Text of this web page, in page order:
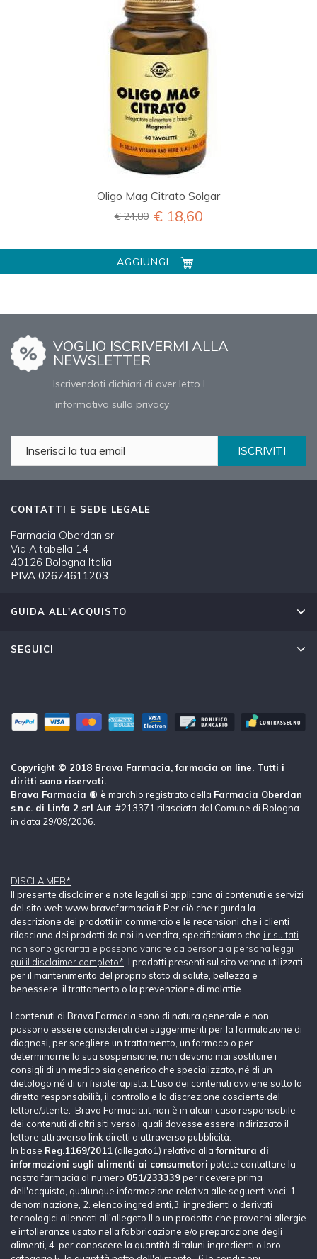
Oligo Mag Citrato Solgar
€ 24,80 € 18,60
AGGIUNGI
VOGLIO ISCRIVERMI ALLA
NEWSLETTER
Iscrivendoti dichiari di aver letto l
'informativa sulla privacy
ISCRIVITI
CONTATTI E SEDE LEGALE
Farmacia Oberdan srl
Via Altabella 14
40126 Bologna Italia
PIVA 02674611203
GUIDA ALL'ACQUISTO
SEGUICI
Copyright © 2018 Brava Farmacia, farmacia on line. Tutti i
diritti sono riservati.
Brava Farmacia ® è marchio registrato della Farmacia Oberdan
s.n.c. di Linfa 2 srl Aut. #213371 rilasciata dal Comune di Bologna
in data 29/09/2006.
DISCLAIMER*
Il presente disclaimer e note legali si applicano ai contenuti e servizi
del sito web www.bravafarmacia.it Per ciò che rigurda la
descrizione dei prodotti in commercio e le recensioni che i clienti
rilasciano dei prodotti da noi in vendita, specifichiamo che i risultati
non sono garantiti e possono variare da persona a persona leggi
qui il disclaimer completo* . I prodotti presenti sul sito vanno utilizzati
per il mantenimento del proprio stato di salute, bellezza e
benessere, il trattamento o la prevenzione di malattie.
I contenuti di Brava Farmacia sono di natura generale e non
possono essere considerati dei suggerimenti per la formulazione di
diagnosi, per scegliere un trattamento, un farmaco o per
determinarne la sua sospensione, non devono mai sostituire i
consigli di un medico sia generico che specializzato, né di un
dietologo né di un fisioterapista. L'uso dei contenuti avviene sotto la
diretta responsabilià, il controllo e la discrezione cosciente del
lettore/utente. Brava Farmacia.it non è in alcun caso responsabile
dei contenuti di altri siti verso i quali dovesse essere indirizzato il
lettore attraverso link diretti o attraverso pubblicità.
In base Reg.1169/2011 (allegato1) relativo allafornitura di
informazioni sugli alimenti ai consumatori potete contattare la
nostra farmacia al numero 051/233339per ricevere prima
dell'acquisto, qualunque informazione relativa alle seguenti voci: 1.
denominazione, 2. elenco ingredienti,3. ingredienti o derivati
tecnologici allencati all'allegato II o un prodotto che provochi allergie
e intolleranze usato nella fabbricazione e/o preparazione degli
alimenti, 4. per conoscere la quantità di taluni ingredienti o loro